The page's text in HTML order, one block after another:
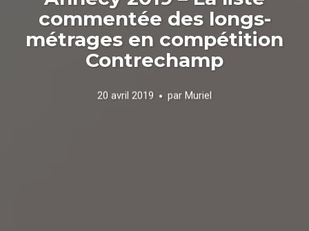
commentée des longs-
métrages en compétition
Contrechamp
20 avril 2019 par Muriel